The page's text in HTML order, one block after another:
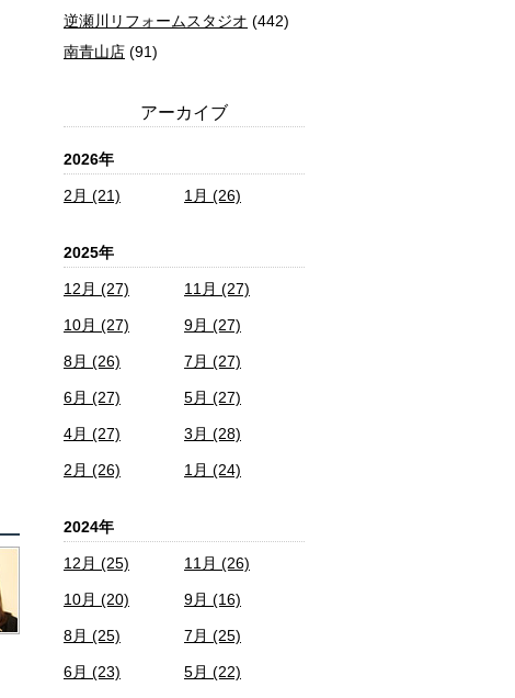
逆瀬川リフォームスタジオ (442)
南青山店 (91)
アーカイブ
2026年
2月 (21) 1月 (26)
2025年
12月 (27) 11月 (27)
10月 (27) 9月 (27)
8月 (26) 7月 (27)
6月 (27) 5月 (27)
4月 (27) 3月 (28)
2月 (26) 1月 (24)
2024年
12月 (25) 11月 (26)
10月 (20) 9月 (16)
8月 (25) 7月 (25)
6月 (23) 5月 (22)